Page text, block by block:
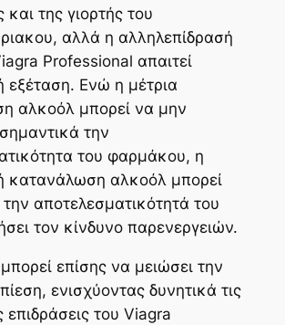
της γιορτής του
αλλά η αλληλεπίδρασή
Professional απαιτεί
εξέταση. Ενώ η μέτρια
αλκοόλ μπορεί να μην
την
του φαρμάκου, η
κατανάλωση αλκοόλ μπορεί
αποτελεσματικότητά του
τον κίνδυνο παρενεργειών.
επίσης να μειώσει την
ενισχύοντας δυνητικά τις
επιδράσεις του Viagra